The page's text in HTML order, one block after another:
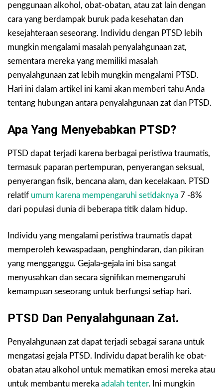
penggunaan alkohol, obat-obatan, atau zat lain dengan
cara yang berdampak buruk pada kesehatan dan
kesejahteraan seseorang. Individu dengan PTSD lebih
mungkin mengalami masalah penyalahgunaan zat,
sementara mereka yang memiliki masalah
penyalahgunaan zat lebih mungkin mengalami PTSD.
Hari ini dalam artikel ini kami akan memberi tahu Anda
tentang hubungan antara penyalahgunaan zat dan PTSD.
Apa Yang Menyebabkan PTSD?
PTSD dapat terjadi karena berbagai peristiwa traumatis,
termasuk paparan pertempuran, penyerangan seksual,
penyerangan fisik, bencana alam, dan kecelakaan. PTSD
relatif umum karena mempengaruhi setidaknya 7 -8%
dari populasi dunia di beberapa titik dalam hidup.
Individu yang mengalami peristiwa traumatis dapat
memperoleh kewaspadaan, penghindaran, dan pikiran
yang mengganggu. Gejala-gejala ini bisa sangat
menyusahkan dan secara signifikan memengaruhi
kemampuan seseorang untuk berfungsi setiap hari.
PTSD Dan Penyalahgunaan Zat.
Penyalahgunaan zat dapat terjadi sebagai sarana untuk
mengatasi gejala PTSD. Individu dapat beralih ke obat-
obatan atau alkohol untuk mematikan emosi mereka atau
untuk membantu mereka adalah tenter. Ini mungkin